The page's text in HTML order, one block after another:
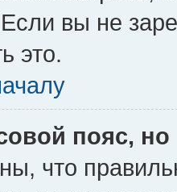
вы не
это.
пояс,
что